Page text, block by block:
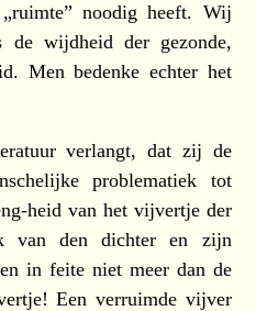
noodig heeft. Wij
de wijdheid der gezonde,
Men bedenke echter het
verlangt, dat zij de
problematiek tot
heid van het vijvertje der
van den dichter en zijn
in feite niet meer dan de
Een verruimde vijver